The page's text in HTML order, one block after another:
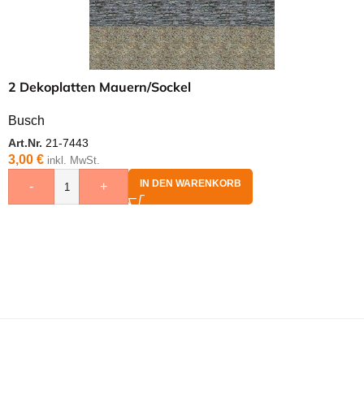
2 Dekoplatten Mauern/Sockel
Busch
Art.Nr. 21-7443
3,00 € inkl. MwSt.
- + IN DEN WARENKORB